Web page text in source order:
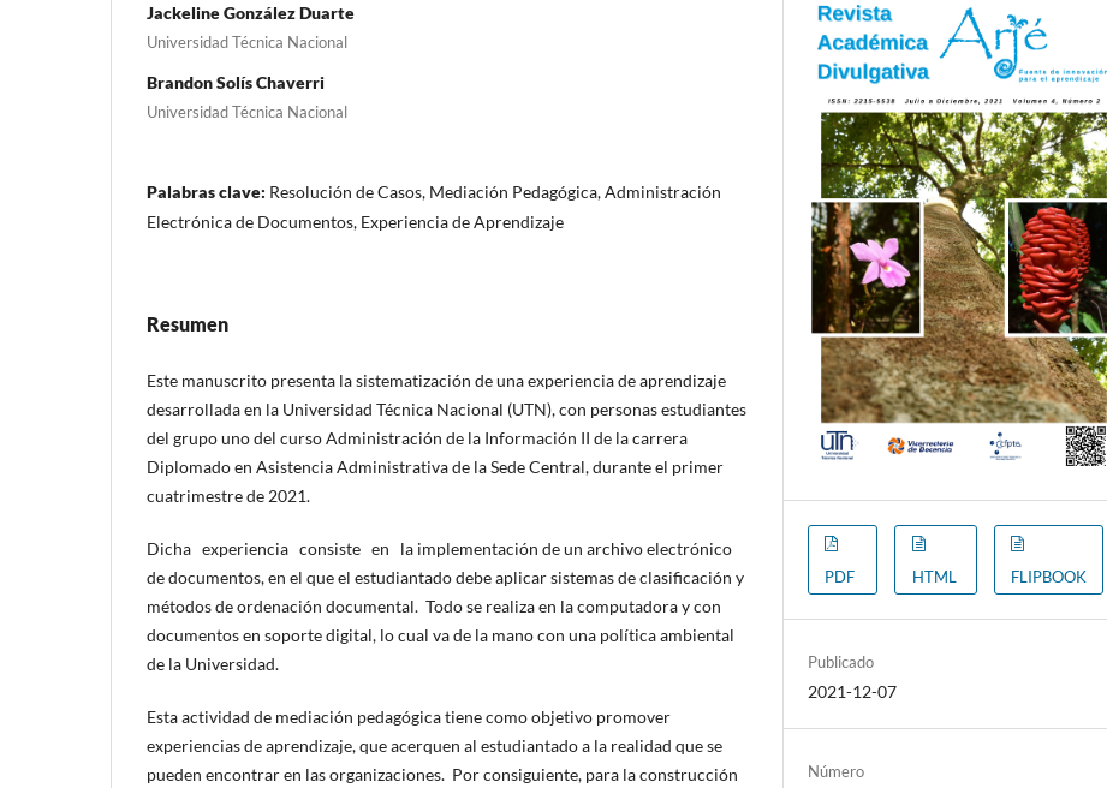
Jackeline González Duarte
Universidad Técnica Nacional
Brandon Solís Chaverri
Universidad Técnica Nacional
Palabras clave: Resolución de Casos, Mediación Pedagógica, Administración
Electrónica de Documentos, Experiencia de Aprendizaje
Resumen
Este manuscrito presenta la sistematización de una experiencia de aprendizaje
desarrollada en la Universidad Técnica Nacional (UTN), con personas estudiantes
del grupo uno del curso Administración de la Información II de la carrera
Diplomado en Asistencia Administrativa de la Sede Central, durante el primer
cuatrimestre de 2021.
Dicha experiencia consiste en la implementación de un archivo electrónico
de documentos, en el que el estudiantado debe aplicar sistemas de clasificación y
métodos de ordenación documental. Todo se realiza en la computadora y con
documentos en soporte digital, lo cual va de la mano con una política ambiental
de la Universidad.
Esta actividad de mediación pedagógica tiene como objetivo promover
experiencias de aprendizaje, que acerquen al estudiantado a la realidad que se
pueden encontrar en las organizaciones. Por consiguiente, para la construcción
PDF HTML FLIPBOOK
Publicado
2021-12-07
Número